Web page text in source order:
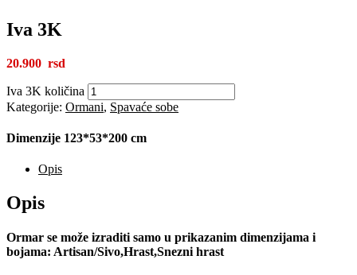
Iva 3K
20.900
Iva 3K količina
Kategorije: Ormani, Spavaće sobe
Dimenzije 123*53*200 cm
Opis
Opis
Ormar se može izraditi samo u prikazanim dimenzijama i
bojama: Artisan/Sivo,Hrast,Snezni hrast